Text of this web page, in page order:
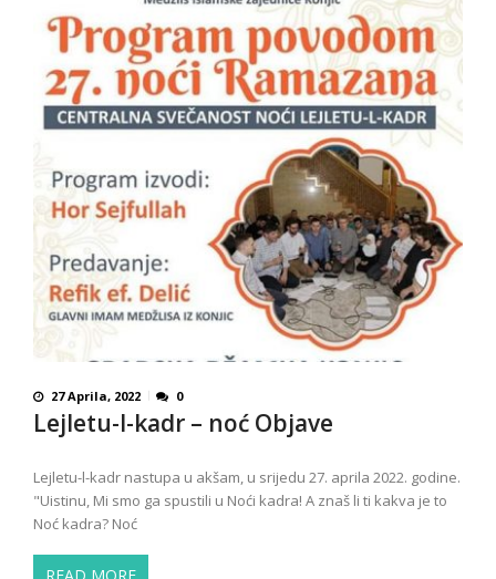
27 Aprila, 2022 0
Lejletu-l-kadr – noć Objave
Lejletu-l-kadr nastupa u akšam, u srijedu 27. aprila 2022. godine.
"Uistinu, Mi smo ga spustili u Noći kadra! A znaš li ti kakva je to
Noć kadra? Noć